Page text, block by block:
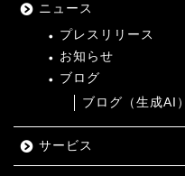
ニュース
プレスリリース
お知らせ
ブログ
ブログ（生成AI）
サービス